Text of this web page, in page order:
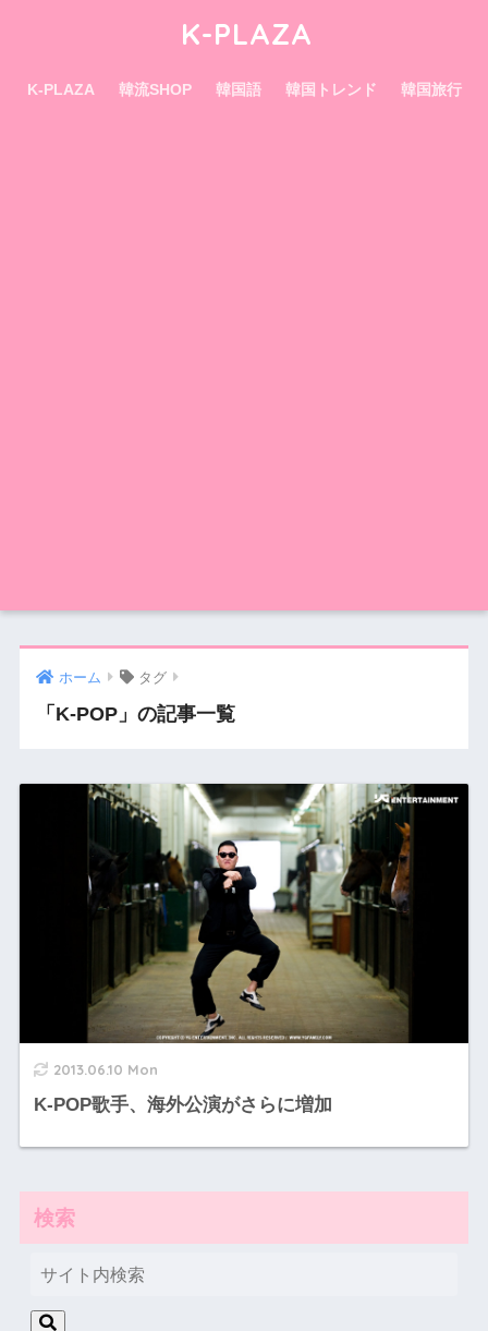
K-PLAZA
K-PLAZA 韓流SHOP 韓国語 韓国トレンド 韓国旅行
ホーム タグ
「K-POP」の記事一覧
2013.06.10 Mon
K-POP歌手、海外公演がさらに増加
検索